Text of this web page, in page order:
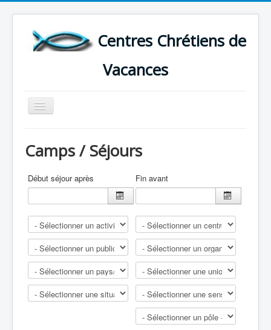
Centres Chrétiens de
Vacances
Basculer
la
CARTE DES CENTRES DE VACANCES .
LISTE DES SEJOURS DE VACANCES 2026
Camps / Séjours
Début séjour après Fin avant